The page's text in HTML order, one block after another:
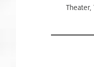
Theater,